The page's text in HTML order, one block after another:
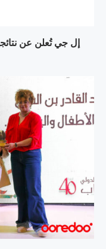
إل جي تُعلن عن